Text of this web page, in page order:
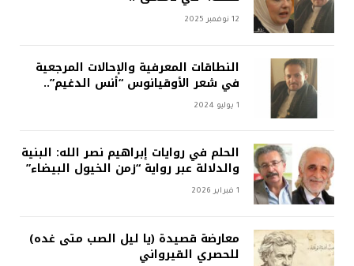
12 نوفمبر 2025
النطاقات المعرفية والإحالات المرجعية
في شعر الأوقيانوس “أنس الدغيم”..
1 يوليو 2024
الحلم في روايات إبراهيم نصر الله: البنية
والدلالة عبر رواية “زمن الخيول البيضاء”
1 فبراير 2026
معارضة قصيدة (يا ليل الصب متى غده)
للحصري القيرواني